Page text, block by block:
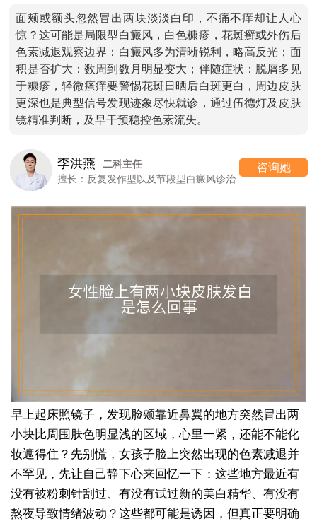
面颊或额头忽然冒出两块淡淡白印，不痛不痒却让人心
惊？这可能是局限型白癜风，白色糠疹，花斑癣或外伤后
色素减退观察边界：白癜风多为清晰锐利，略高反光；面
积是否扩大：数周到数月明显变大；伴随症状：脱屑多见
于糠疹，轻微瘙痒要警惕花斑日晒后白斑更白，周边皮肤
更深也是典型信号发现迹象尽快就诊，通过伍德灯及皮肤
镜精准判断，及早干预稳控色素流失。
李洪燕
二科主任
擅长：反复发作型以及节段型白癜风诊治
咨询她
早上起床照镜子，发现脸颊靠近鼻翼的地方突然冒出两
小块比周围肤色明显浅的区域，心里一紧，还能不能化
妆遮得住？先别慌，女孩子脸上突然出现的色素减退并
不罕见，先让自己静下心来回忆一下：这些地方最近有
没有被粉刺针刮过、有没有试过新的美白精华、有没有
熬夜导致情绪波动？这些都可能是诱因，但真正要明确